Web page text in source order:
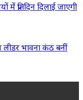
में प्रतिदिन दिलाई जाएगी
लीडर भावना कंठ बनीं